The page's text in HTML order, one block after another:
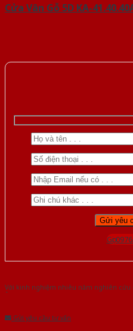
Cửa Vân Gỗ 5D KA-
Gọi
Với kinh nghiệm nhiêu năm nghiên
Âu.Chúng tôi tự tin là nhà sản xuất &
Gửi yêu cầu tư vấn